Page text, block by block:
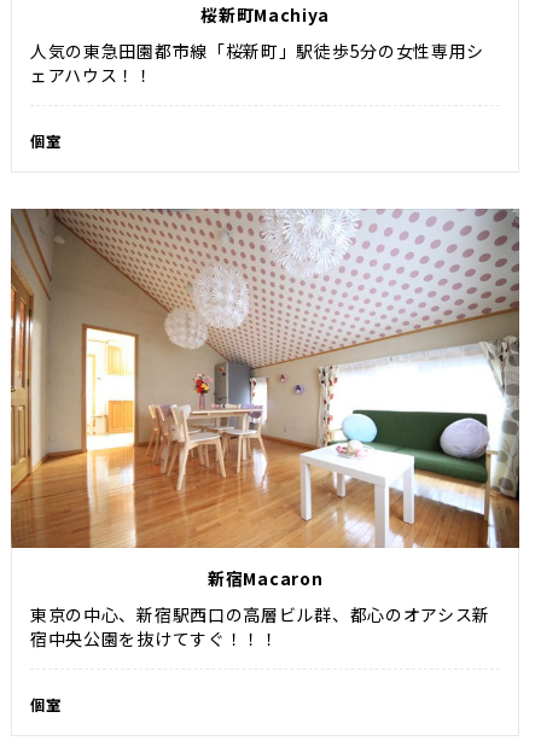
桜新町Machiya
人気の東急田園都市線「桜新町」駅徒歩5分の女性専用シ
ェアハウス！！
個室
新宿Macaron
東京の中心、新宿駅西口の高層ビル群、都心のオアシス新
宿中央公園を抜けてすぐ！！！
個室